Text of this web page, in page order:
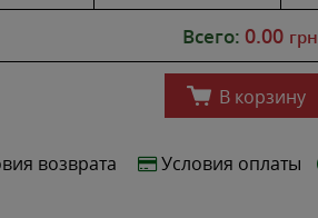
Всего: 0.00 грн
В корзину
возврата Условия оплаты